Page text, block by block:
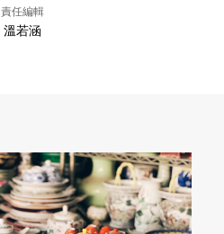
責任編輯
溫若涵